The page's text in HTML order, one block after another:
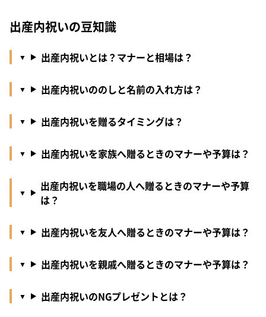
出産内祝いの豆知識
出産内祝いとは？マナーと相場は？
出産内祝いののしと名前の入れ方は？
出産内祝いを贈るタイミングは？
出産内祝いを家族へ贈るときのマナーや予算は？
出産内祝いを職場の人へ贈るときのマナーや予算
は？
出産内祝いを友人へ贈るときのマナーや予算は？
出産内祝いを親戚へ贈るときのマナーや予算は？
出産内祝いのNGプレゼントとは？